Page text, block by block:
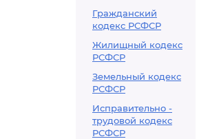
Гражданский
кодекс РСФСР
Жилищный кодекс
РСФСР
Земельный кодекс
РСФСР
Исправительно -
трудовой кодекс
РСФСР